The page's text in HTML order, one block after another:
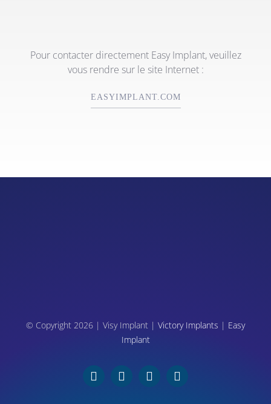
Pour contacter directement Easy Implant, veuillez
vous rendre sur le site Internet :
EASYIMPLANT.COM
© Copyright 2026 | Visy Implant | Victory Implants | Easy
Implant